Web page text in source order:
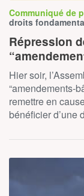
Communiqué de
droits
Répression
Hier soir,
“amendements-
remettre en
bénéficier